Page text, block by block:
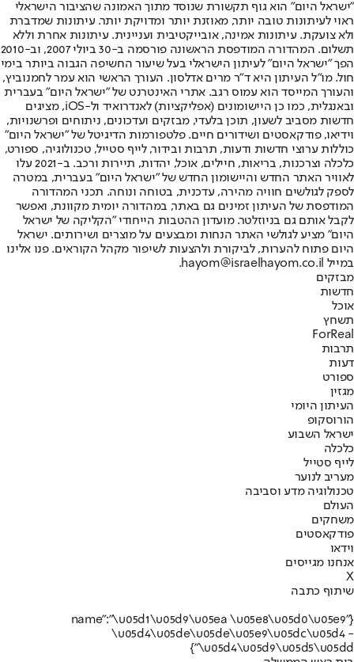
"ישראל היום" הוא גוף תקשורת שנוסד מתוך האמונה שהציבור הישראלי
ראוי לעיתונות טובה יותר, מאוזנת יותר ומדויקת יותר. עיתונות שמדברת
ולא צועקת. עיתונות אמינה, אובייקטיבית ועניינית. עיתונות אחרת וללא
תשלום. המהדורה המודפסת הראשונה פורסמה ב-30 ביולי 2007, וב-2010
הפך "ישראל היום" לעיתון הישראלי בעל שיעור החשיפה הגבוה ביותר בימי
חול. מו"ל העיתון היא ד"ר מרים אדלסון. העורך הראשי הוא עמר לחמנוביץ,
והעורך המייסד הוא עמוס רגב. אתרי האינטרנט של "ישראל היום" בעברית
ובאנגלית, כמו כן היישומונים (אפליקציות) לאנדרואיד ול-iOS, מציגים
חדשות מסביב לשעון, תוכן בלעדי, מבזקים ועדכונים, ניתוחים ופרשנויות,
וידיאו, פודקאסטים ושידורים חיים. פלטפורמות הדיגיטל של "ישראל היום"
כוללות ערוצי חדשות ודעות, תרבות ובידור, לייף סטייל, טכנולוגיה, ספורט,
כלכלה וצרכנות, בריאות, חיילים, אוכל, יהדות, תיירות ורכב. ב-2021 עלו
לאוויר האתר החדש והיישומון החדש של "ישראל היום" בעברית, במטרה
לספק לגולשים חוויה מהירה, עדכנית, בטוחה ונוחה. תכני המהדורה
המודפסת של העיתון זמינים גם באתר, במהדורה יומית מקוונת, ואפשר
לקבל אותם גם בניוזלטר. מועדון ההטבות הייחודי "הקליקה של ישראל
היום" מציע לגולשי האתר הנחות ומבצעים על מוצרים ושירותים. ישראל
היום פתוח להערות, לביקורת ולהצעות לשיפור מקהל הקוראים. פנו אלינו
במייל hayom@israelhayom.co.il.
מבזקים
חדשות
אוכל
תשחץ
ForReal
תרבות
דעות
ספורט
מגזין
העיתון היומי
הורוסקופ
ישראל השבוע
כלכלה
לייף סטייל
מעריב לנוער
טכנולוגיה מדע וסביבה
העולם
משחקים
פודקאסטים
וידאו
אנחנו מגייסים
X
שיתוף כתבה
{"name":"\u05d1\u05d9\u05ea \u05e8\u05d0\u05e9
\u05d4\u05de\u05de\u05e9\u05dc\u05d4 -
\u05d4\u05d9\u05d5\u05dd"}